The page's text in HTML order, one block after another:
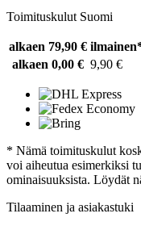
Toimituskulut Suomi
alkaen 79,90 €
alkaen 0,00 € 9,90 €
* Nämä toimituskulut
voi aiheutua esimerkiksi
ominaisuuksista. Löydät
Tilaaminen ja asiakastuki